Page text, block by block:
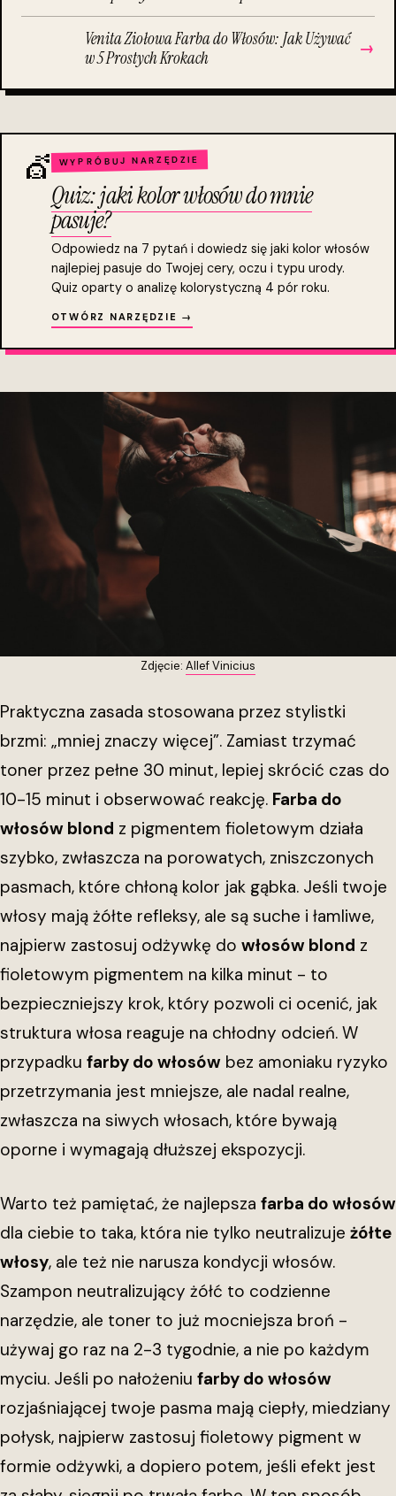
Venita Ziołowa Farba do Włosów: Jak Używać
w 5 Prostych Krokach
→
💇 WYPRÓBUJ NARZĘDZIE
Quiz: jaki kolor włosów do mnie
pasuje?
Odpowiedz na 7 pytań i dowiedz się jaki kolor włosów
najlepiej pasuje do Twojej cery, oczu i typu urody.
Quiz oparty o analizę kolorystyczną 4 pór roku.
OTWÓRZ NARZĘDZIE →
Zdjęcie: Allef Vinicius
Praktyczna zasada stosowana przez stylistki
brzmi: „mniej znaczy więcej”. Zamiast trzymać
toner przez pełne 30 minut, lepiej skrócić czas do
10-15 minut i obserwować reakcję. Farba do
włosów blond z pigmentem fioletowym działa
szybko, zwłaszcza na porowatych, zniszczonych
pasmach, które chłoną kolor jak gąbka. Jeśli twoje
włosy mają żółte refleksy, ale są suche i łamliwe,
najpierw zastosuj odżywkę do włosów blond z
fioletowym pigmentem na kilka minut - to
bezpieczniejszy krok, który pozwoli ci ocenić, jak
struktura włosa reaguje na chłodny odcień. W
przypadku farby do włosów bez amoniaku ryzyko
przetrzymania jest mniejsze, ale nadal realne,
zwłaszcza na siwych włosach, które bywają
oporne i wymagają dłuższej ekspozycji.
Warto też pamiętać, że najlepsza farba do włosów
dla ciebie to taka, która nie tylko neutralizuje żółte
włosy, ale też nie narusza kondycji włosów.
Szampon neutralizujący żółć to codzienne
narzędzie, ale toner to już mocniejsza broń -
używaj go raz na 2-3 tygodnie, a nie po każdym
myciu. Jeśli po nałożeniu farby do włosów
rozjaśniającej twoje pasma mają ciepły, miedziany
połysk, najpierw zastosuj fioletowy pigment w
formie odżywki, a dopiero potem, jeśli efekt jest